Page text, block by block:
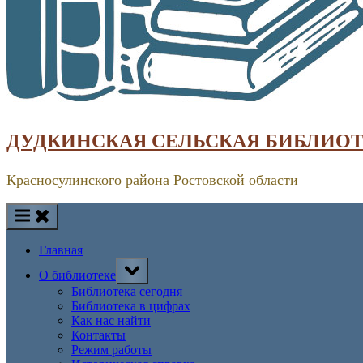
ДУДКИНСКАЯ СЕЛЬСКАЯ
Красносулинского района Ростовской области
Главная
О библиотеке
Toggle
sub-
menu
Библиотека сегодня
Библиотека в цифрах
Как нас найти
Контакты
Режим работы